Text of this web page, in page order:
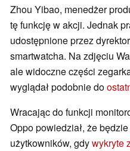
Zhou Yibao, menedżer
tę funkcję w akcji. Jednak
udostępnione przez
smartwatcha. Na zdjęciu
ale widoczne części
wyglądał podobnie do
Wracając do funkcji
Oppo powiedział, że
użytkowników, gdywykryte